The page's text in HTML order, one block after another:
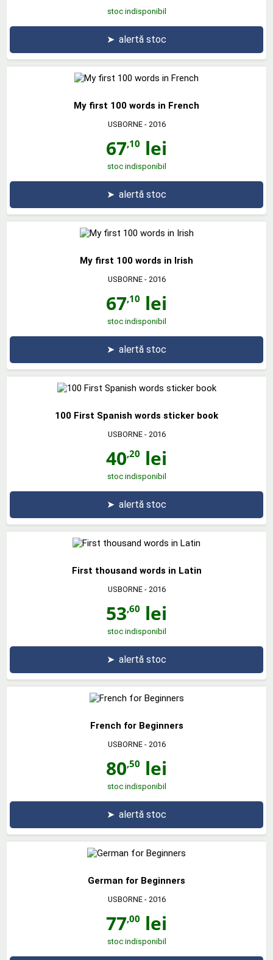
stoc indisponibil
➤ alertă stoc
My first 100 words in French
USBORNE- 2016
67,10 lei
stoc indisponibil
➤ alertă stoc
My first 100 words in Irish
USBORNE- 2016
67,10 lei
stoc indisponibil
➤ alertă stoc
100 First Spanish words sticker book
USBORNE- 2016
40,20 lei
stoc indisponibil
➤ alertă stoc
First thousand words in Latin
USBORNE- 2016
53,60 lei
stoc indisponibil
➤ alertă stoc
French for Beginners
USBORNE- 2016
80,50 lei
stoc indisponibil
➤ alertă stoc
German for Beginners
USBORNE- 2016
77,00 lei
stoc indisponibil